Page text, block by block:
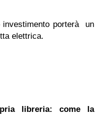
investimento porterà un
elettrica.
libreria: come la